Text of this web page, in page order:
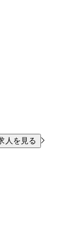
人を見る